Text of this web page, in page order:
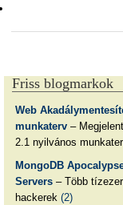
Friss blogmarkok
Web
munkaterv–
2.1 nyilvános
MongoDB
Servers– Több
hackerek (2)